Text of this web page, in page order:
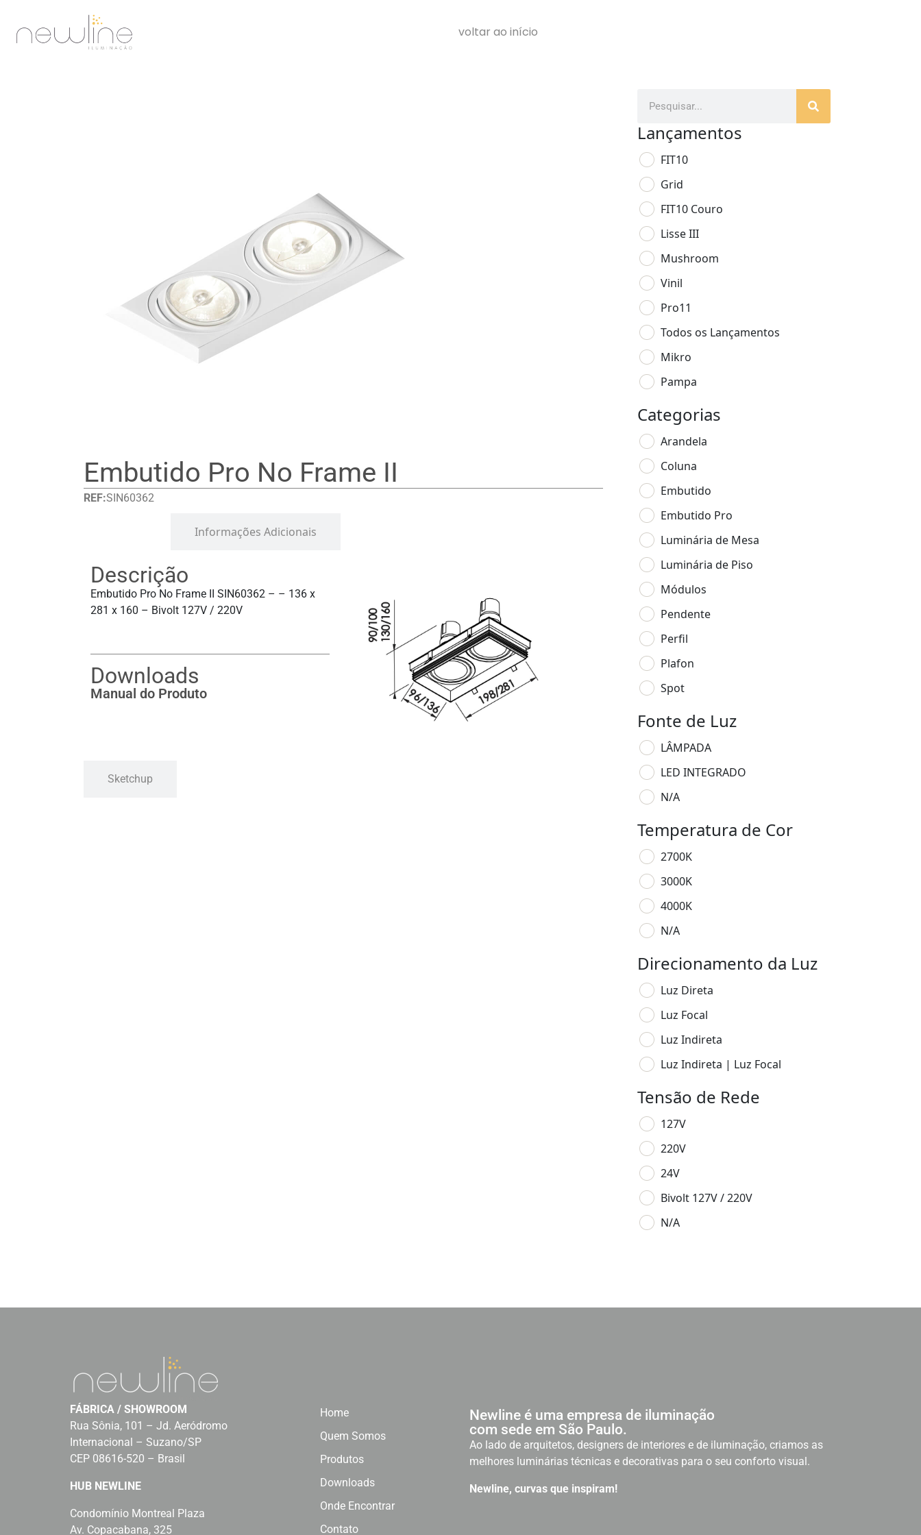
voltar ao início
Embutido Pro No Frame II
REF:SIN60362
Informações Adicionais
Descrição
Embutido Pro No Frame II SIN60362 – – 136 x
281 x 160 – Bivolt 127V / 220V
Downloads
Manual do Produto
Sketchup
Lançamentos
FIT10
Grid
FIT10 Couro
Lisse III
Mushroom
Vinil
Pro11
Todos os Lançamentos
Mikro
Pampa
Categorias
Arandela
Coluna
Embutido
Embutido Pro
Luminária de Mesa
Luminária de Piso
Módulos
Pendente
Perfil
Plafon
Spot
Fonte de Luz
LÂMPADA
LED INTEGRADO
N/A
Temperatura de Cor
2700K
3000K
4000K
N/A
Direcionamento da Luz
Luz Direta
Luz Focal
Luz Indireta
Luz Indireta | Luz Focal
Tensão de Rede
127V
220V
24V
Bivolt 127V / 220V
N/A
FÁBRICA / SHOWROOM
Rua Sônia, 101 – Jd. Aeródromo
Internacional – Suzano/SP
CEP 08616-520 – Brasil
HUB NEWLINE
Condomínio Montreal Plaza
Av. Copacabana, 325
Home
Quem Somos
Produtos
Downloads
Onde Encontrar
Contato
Newline é uma empresa de iluminação
com sede em São Paulo.
Ao lado de arquitetos, designers de interiores e de iluminação, criamos as
melhores luminárias técnicas e decorativas para o seu conforto visual.
Newline, curvas que inspiram!